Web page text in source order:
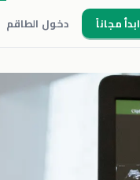
دخول الطاقم ابدأ مجاناً